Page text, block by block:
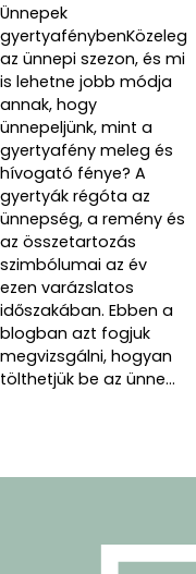
Ünnepek
gyertyafénybenKözeleg
az ünnepi szezon, és mi
is lehetne jobb módja
annak, hogy
ünnepeljünk, mint a
gyertyafény meleg és
hívogató fénye? A
gyertyák régóta az
ünnepség, a remény és
az összetartozás
szimbólumai az év
ezen varázslatos
időszakában. Ebben a
blogban azt fogjuk
megvizsgálni, hogyan
tölthetjük be az ünne...